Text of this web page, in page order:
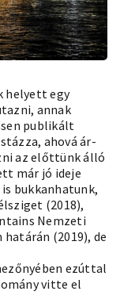
helyett egy
annak
publikált
ahová ár-
az előttünk álló
már jó ideje
bukkanhatunk,
(2018),
Nemzeti
határán (2019), de
ezúttal
vitte el